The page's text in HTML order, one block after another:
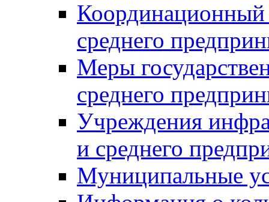
Координационный
среднего
Меры
среднего
Учреждения
и среднего
Муниципальные